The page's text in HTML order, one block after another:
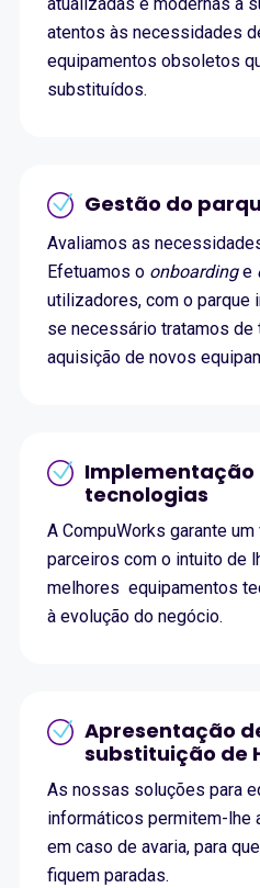
atualizadas e modernas à
atentos às necessidades
equipamentos obsoletos
substituídos.
Gestão do
Avaliamos as
Efetuamos o onboardinge
utilizadores, com o parque
se necessário tratamos
aquisição de novos
Implementação
tecnologias
A CompuWorks garante
parceiros com o intuito de
melhores equipamentos
à evolução do negócio.
Apresentação
substituição de
As nossas soluções para
informáticos permitem-lhe
em caso de avaria, para
fiquem paradas.